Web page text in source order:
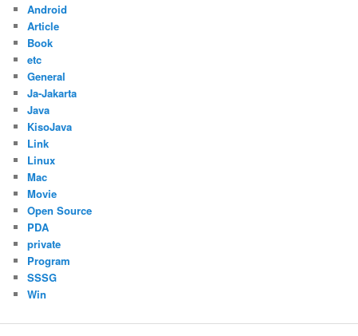
Android
Article
Book
etc
General
Ja-Jakarta
Java
KisoJava
Link
Linux
Mac
Movie
Open Source
PDA
private
Program
SSSG
Win